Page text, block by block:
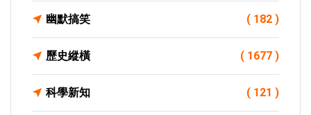
幽默搞笑 ( 182 )
歷史縱橫 ( 1677 )
科學新知 ( 121 )